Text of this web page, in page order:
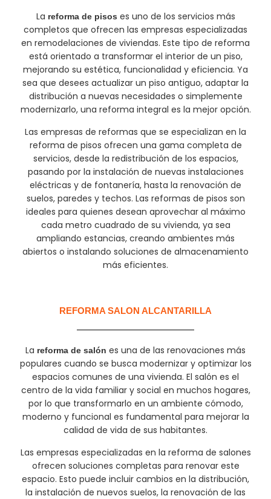
La reforma de pisos es uno de los servicios más
completos que ofrecen las empresas especializadas
en remodelaciones de viviendas. Este tipo de reforma
está orientado a transformar el interior de un piso,
mejorando su estética, funcionalidad y eficiencia. Ya
sea que desees actualizar un piso antiguo, adaptar la
distribución a nuevas necesidades o simplemente
modernizarlo, una reforma integral es la mejor opción.
Las empresas de reformas que se especializan en la
reforma de pisos ofrecen una gama completa de
servicios, desde la redistribución de los espacios,
pasando por la instalación de nuevas instalaciones
eléctricas y de fontanería, hasta la renovación de
suelos, paredes y techos. Las reformas de pisos son
ideales para quienes desean aprovechar al máximo
cada metro cuadrado de su vivienda, ya sea
ampliando estancias, creando ambientes más
abiertos o instalando soluciones de almacenamiento
más eficientes.
REFORMA SALON ALCANTARILLA
La reforma de salón es una de las renovaciones más
populares cuando se busca modernizar y optimizar los
espacios comunes de una vivienda. El salón es el
centro de la vida familiar y social en muchos hogares,
por lo que transformarlo en un ambiente cómodo,
moderno y funcional es fundamental para mejorar la
calidad de vida de sus habitantes.
Las empresas especializadas en la reforma de salones
ofrecen soluciones completas para renovar este
espacio. Esto puede incluir cambios en la distribución,
la instalación de nuevos suelos, la renovación de las